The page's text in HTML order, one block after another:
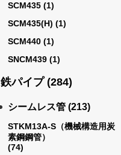
SCM435 (1)
SCM435(H) (1)
SCM440 (1)
SNCM439 (1)
鉄パイプ (284)
シームレス管 (213)
STKM13A-S（機械構造用炭
素鋼鋼管）
(74)